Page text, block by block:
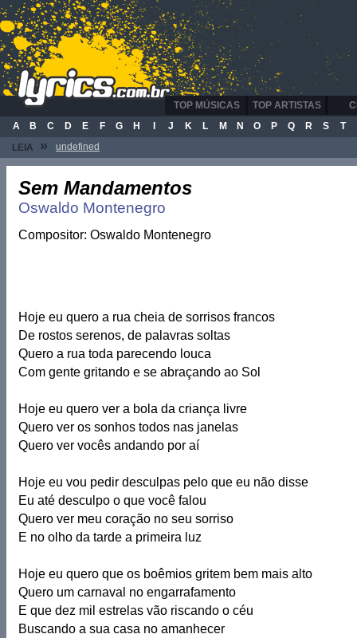
TOP ARTISTAS
TOP MÚSICAS
A
B C D E F G H J K L M N O P Q R S T
LEIA
» undefined
Sem Mandamentos
Oswaldo Montenegro
Compositor: Oswaldo Montenegro
Hoje eu quero a rua cheia de sorrisos francos
De rostos serenos, de palavras soltas
Quero a rua toda parecendo louca
Com gente gritando e se abraçando ao Sol
Hoje eu quero ver a bola da criança livre
Quero ver os sonhos todos nas janelas
Quero ver vocês andando por aí
Hoje eu vou pedir desculpas pelo que eu não disse
Eu até desculpo o que você falou
Quero ver meu coração no seu sorriso
E no olho da tarde a primeira luz
Hoje eu quero que os boêmios gritem bem mais alto
Quero um carnaval no engarrafamento
E que dez mil estrelas vão riscando o céu
Buscando a sua casa no amanhecer